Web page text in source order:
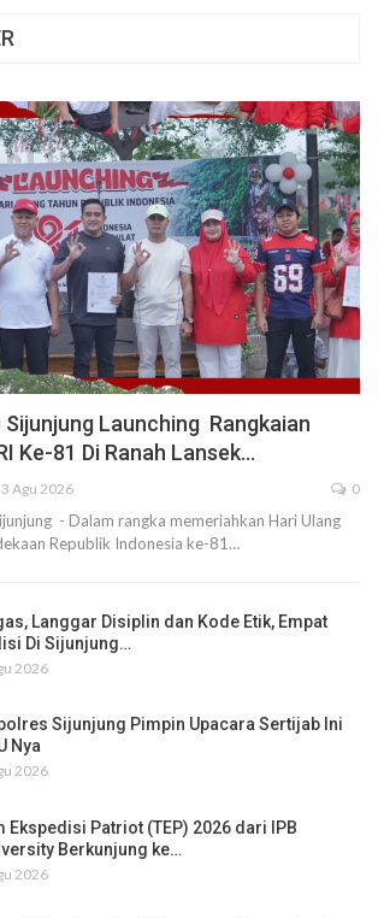
Sijunjung Launching Rangkaian
Ke-81 Di Ranah Lansek…
3 Agu 2026 0
- Dalam rangka memeriahkan Hari Ulang
Republik Indonesia ke-81…
Langgar Disiplin dan Kode Etik, Empat
Di Sijunjung…
2026
Sijunjung Pimpin Upacara Sertijab Ini
Nya
2026
Ekspedisi Patriot (TEP) 2026 dari IPB
Berkunjung ke…
2026